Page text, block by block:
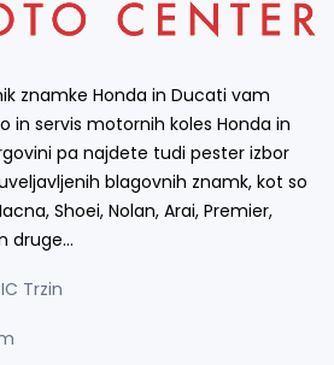
znamke Honda in Ducati vam
in servis motornih koles Honda in
pa najdete tudi pester izbor
blagovnih znamk, kot so
Shoei, Nolan, Arai, Premier,
druge…
Trzin